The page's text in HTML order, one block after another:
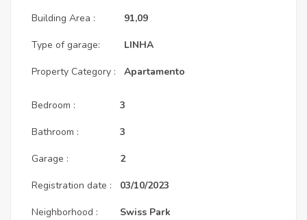
Building Area :
Type of garage:
Property Category :
91,09
LINHA
Apartamento
Bedroom :
Bathroom :
Garage :
Registration date :
Neighborhood :
3
3
2
03/10/2023
Swiss Park